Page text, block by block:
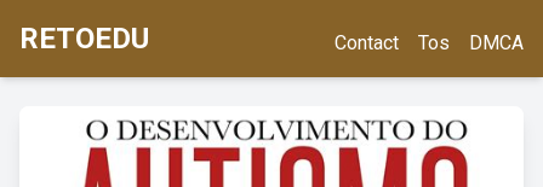
RETOEDU Contact Tos DMCA